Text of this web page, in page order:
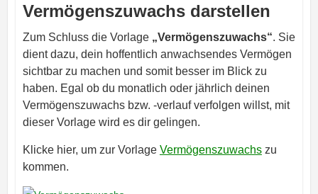
Vermögenszuwachs darstellen
Zum Schluss die Vorlage „Vermögenszuwachs“. Sie
dient dazu, dein hoffentlich anwachsendes Vermögen
sichtbar zu machen und somit besser im Blick zu
haben. Egal ob du monatlich oder jährlich deinen
Vermögenszuwachs bzw. -verlauf verfolgen willst, mit
dieser Vorlage wird es dir gelingen.
Klicke hier, um zur Vorlage Vermögenszuwachszu
kommen.